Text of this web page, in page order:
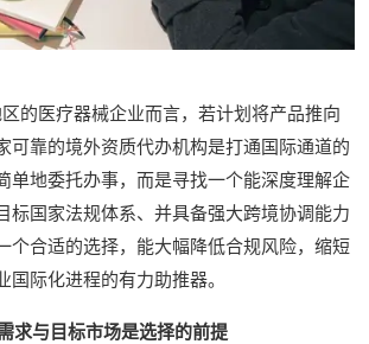
医疗器械企业而言，若计划将产品推向
可靠的境外资质代办机构是打通国际通道的
单地委托办事，而是寻找一个能深度理解企
标国家法规体系、并具备强大跨境协调能力
个合适的选择，能大幅降低合规风险，缩短
国际化进程的有力助推器。
求与目标市场是选择的前提